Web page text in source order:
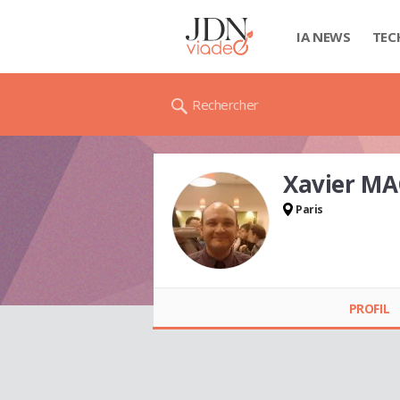
IA NEWS
Rechercher
Xavier
Paris
PROFIL